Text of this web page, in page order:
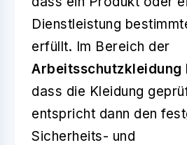
Dienstleistung
erfüllt. Im Bereich der
Arbeitsschutzkleidung
dass die Kleidung
entspricht dann den
Sicherheits- und